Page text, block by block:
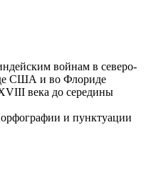
войнам в северо-
США и во Флориде
века до середины
и пунктуации